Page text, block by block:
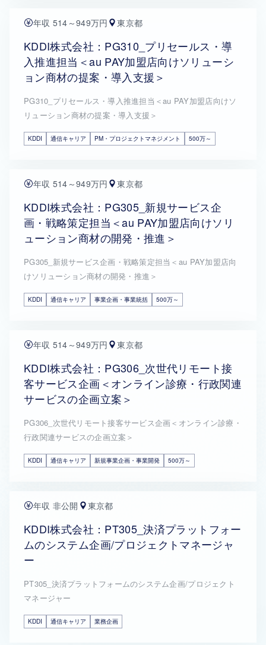
年収 514～949万円 東京都
KDDI株式会社：PG310_プリセールス・導
入推進担当＜au PAY加盟店向けソリューシ
ョン商材の提案・導入支援＞
PG310_プリセールス・導入推進担当＜au PAY加盟店向けソ
リューション商材の提案・導入支援＞
KDDI 通信キャリア PM・プロジェクトマネジメント 500万～
年収 514～949万円 東京都
KDDI株式会社：PG305_新規サービス企
画・戦略策定担当＜au PAY加盟店向けソリ
ューション商材の開発・推進＞
PG305_新規サービス企画・戦略策定担当＜au PAY加盟店向
けソリューション商材の開発・推進＞
KDDI 通信キャリア 事業企画・事業統括 500万～
年収 514～949万円 東京都
KDDI株式会社：PG306_次世代リモート接
客サービス企画＜オンライン診療・行政関連
サービスの企画立案＞
PG306_次世代リモート接客サービス企画＜オンライン診療・
行政関連サービスの企画立案＞
KDDI 通信キャリア 新規事業企画・事業開発 500万～
年収 非公開 東京都
KDDI株式会社：PT305_決済プラットフォー
ムのシステム企画/プロジェクトマネージャ
ー
PT305_決済プラットフォームのシステム企画/プロジェクト
マネージャー
KDDI 通信キャリア 業務企画